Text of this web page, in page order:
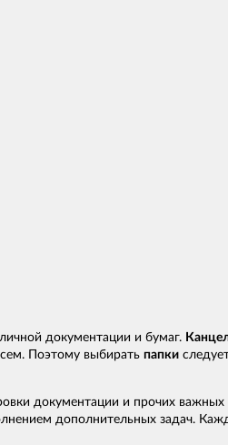
документации и бумаг.
Поэтому выбирать папки
документации и прочих важных
дополнительных задач.